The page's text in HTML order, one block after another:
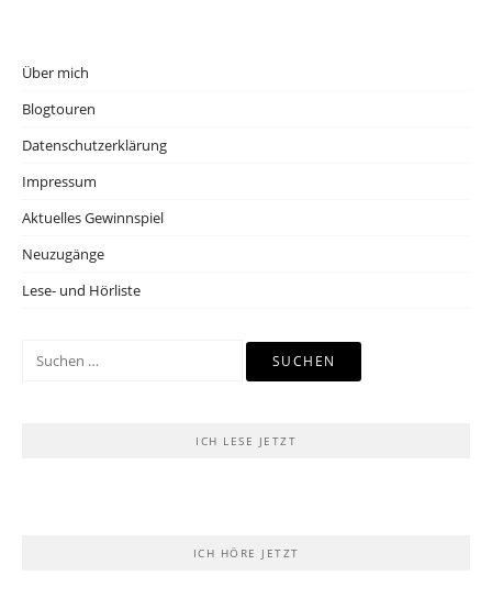
Über mich
Blogtouren
Datenschutzerklärung
Impressum
Aktuelles Gewinnspiel
Neuzugänge
Lese- und Hörliste
Suchen
ICH LESE JETZT
ICH HÖRE JETZT